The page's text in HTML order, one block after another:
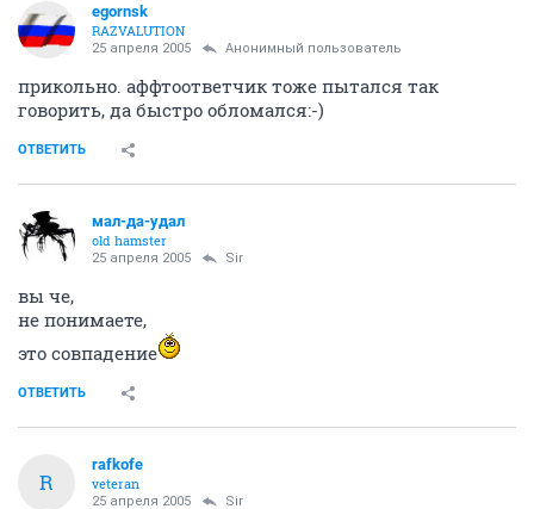
egornsk
RAZVALUTION
25 апреля 2005 Анонимный пользователь
прикольно. аффтоответчик тоже пытался так
говорить, да быстро обломался:-)
ОТВЕТИТЬ
мал-да-удал
old hamster
25 апреля 2005 Sir
вы че,
не понимаете,
это совпадение
ОТВЕТИТЬ
R
rafkofe
veteran
25 апреля 2005 Sir